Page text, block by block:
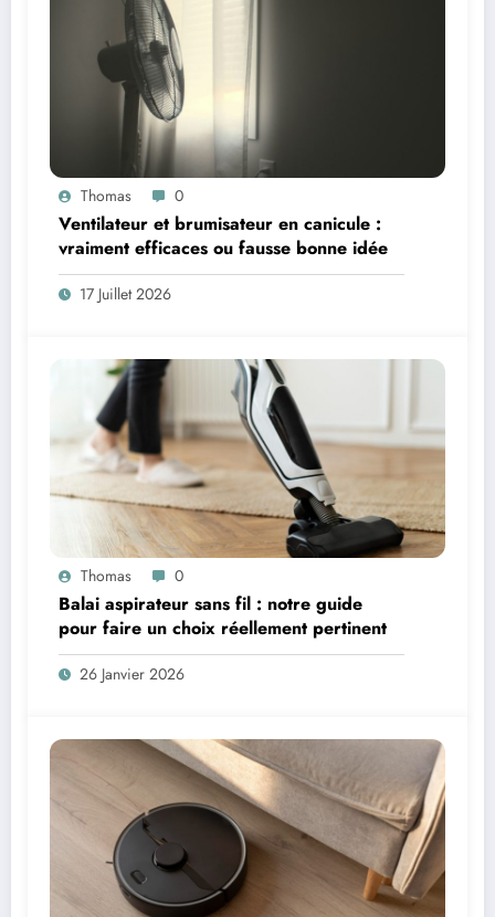
Thomas 0
Ventilateur et brumisateur en canicule :
vraiment efficaces ou fausse bonne idée
17 Juillet 2026
Thomas 0
Balai aspirateur sans fil : notre guide
pour faire un choix réellement pertinent
26 Janvier 2026